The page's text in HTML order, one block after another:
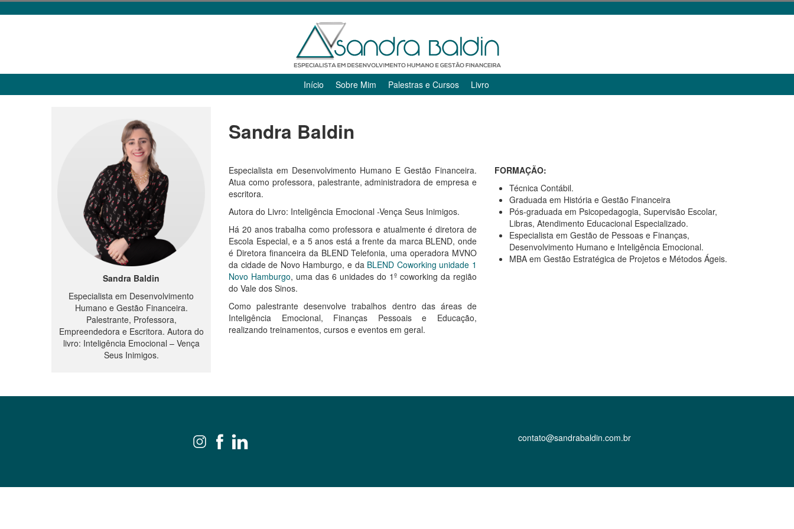
Início Sobre Mim Palestras e Cursos Livro
Sandra Baldin
Especialista em Desenvolvimento
Humano e Gestão Financeira.
Palestrante, Professora,
Empreendedora e Escritora. Autora do
livro: Inteligência Emocional – Vença
Seus Inimigos.
Sandra Baldin
Especialista em Desenvolvimento Humano E Gestão Financeira.
Atua como professora, palestrante, administradora de empresa e
escritora.
Autora do Livro: Inteligência Emocional -Vença Seus Inimigos.
Há 20 anos trabalha como professora e atualmente é diretora de
Escola Especial, e a 5 anos está a frente da marca BLEND, onde
é Diretora financeira da BLEND Telefonia, uma operadora MVNO
da cidade de Novo Hamburgo, e da BLEND Coworking unidade 1
Novo Hamburgo, uma das 6 unidades do 1º coworking da região
do Vale dos Sinos.
Como palestrante desenvolve trabalhos dentro das áreas de
Inteligência Emocional, Finanças Pessoais e Educação,
realizando treinamentos, cursos e eventos em geral.
FORMAÇÃO:
Técnica Contábil.
Graduada em História e Gestão Financeira
Pós-graduada em Psicopedagogia, Supervisão Escolar,
Libras, Atendimento Educacional Especializado.
Especialista em Gestão de Pessoas e Finanças,
Desenvolvimento Humano e Inteligência Emocional.
MBA em Gestão Estratégica de Projetos e Métodos Ágeis.
contato@sandrabaldin.com.br